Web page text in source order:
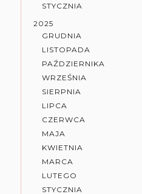
STYCZNIA
2025
GRUDNIA
LISTOPADA
PAŹDZIERNIKA
WRZEŚNIA
SIERPNIA
LIPCA
CZERWCA
MAJA
KWIETNIA
MARCA
LUTEGO
STYCZNIA